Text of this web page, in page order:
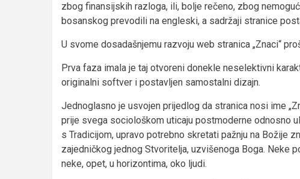
zbog finansijskih razloga, ili, bolje rečeno, zbog
bosanskog prevodili na engleski, a sadržaji stranice
U svome dosadašnjemu razvoju web stranica „Znaci“
Prva faza imala je taj otvoreni donekle neselektivni
originalni softver i postavljen samostalni dizajn.
Jednoglasno je usvojen prijedlog da stranica nosi ime
prije svega sociološkom uticaju postmoderne odnosno
s Tradicijom, upravo potrebno skretati pažnju na Božije
zajedničkog jednog Stvoritelja, uzvišenoga Boga. Neke
neke, opet, u horizontima, oko ljudi.